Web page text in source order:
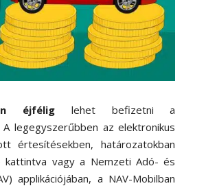
éjfélig lehet befizetni a
legegyszerűbben az elektronikus
értesítésekben, határozatokban
kattintva vagy a Nemzeti Adó- és
applikációjában, a NAV-Mobilban